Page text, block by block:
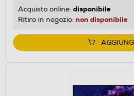
Acquisto online: disponibile
Ritiro in negozio: non disponibile